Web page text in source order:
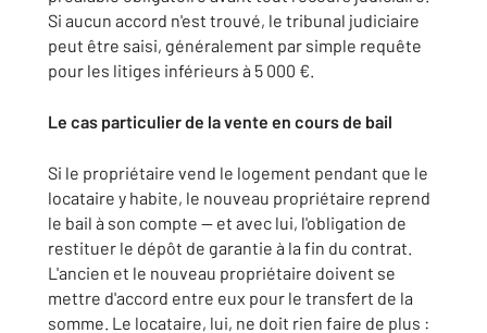
Si aucun accord n'est trouvé, le tribunal judiciaire
peut être saisi, généralement par simple requête
pour les litiges inférieurs à 5 000 €.
Le cas particulier de la vente en cours de bail
Si le propriétaire vend le logement pendant que le
locataire y habite, le nouveau propriétaire reprend
le bail à son compte — et avec lui, l'obligation de
restituer le dépôt de garantie à la fin du contrat.
L'ancien et le nouveau propriétaire doivent se
mettre d'accord entre eux pour le transfert de la
somme. Le locataire, lui, ne doit rien faire de plus :